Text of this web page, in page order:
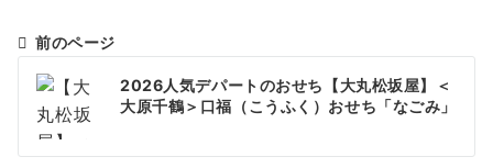
投
稿
ナ
前のページ
2026人気デパートのおせち【大丸松坂屋】＜
大原千鶴＞口福（こうふく）おせち「なごみ」